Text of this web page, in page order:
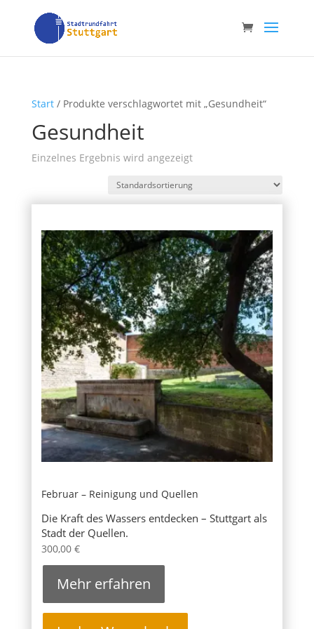
Start/ Produkte verschlagwortet mit „Gesundheit“
Gesundheit
Einzelnes Ergebnis wird angezeigt
Februar – Reinigung und Quellen
Die Kraft des Wassers entdecken – Stuttgart als
Stadt der Quellen.
300,00 €
Mehr erfahren